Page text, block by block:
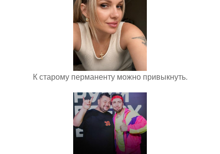
К старому перманенту можно привыкнуть.